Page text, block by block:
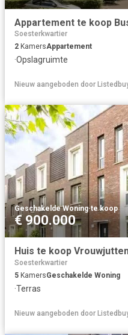
Soesterkwartier
2 KamersAppartement
·Opslagruimte
Nieuw aangeboden door
Geschakelde Woning·te koop
€ 900.000
Soesterkwartier
5 KamersGeschakelde Woning
·Terras
Nieuw aangeboden door